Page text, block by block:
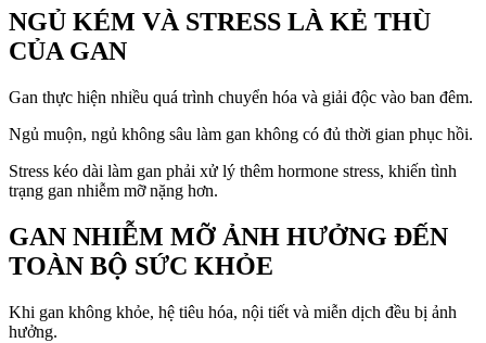
NGỦ KÉM VÀ STRESS LÀ KẺ THÙ
CỦA GAN
Gan thực hiện nhiều quá trình chuyển hóa và giải độc vào ban đêm.
Ngủ muộn, ngủ không sâu làm gan không có đủ thời gian phục hồi.
Stress kéo dài làm gan phải xử lý thêm hormone stress, khiến tình
trạng gan nhiễm mỡ nặng hơn.
GAN NHIỄM MỠ ẢNH HƯỞNG ĐẾN
TOÀN BỘ SỨC KHỎE
Khi gan không khỏe, hệ tiêu hóa, nội tiết và miễn dịch đều bị ảnh
hưởng.